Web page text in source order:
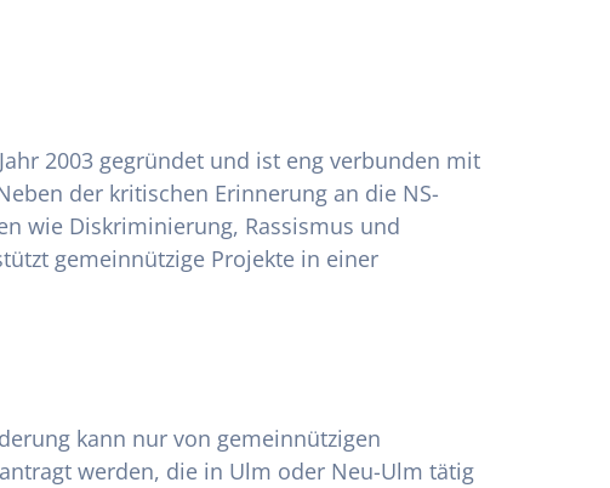
2003 gegründet und ist eng verbunden mit
der kritischen Erinnerung an die NS-
wie Diskriminierung, Rassismus und
gemeinnützige Projekte in einer
kann nur von gemeinnützigen
werden, die in Ulm oder Neu-Ulm tätig